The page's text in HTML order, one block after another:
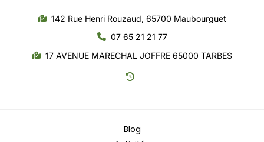
142 Rue Henri Rouzaud, 65700 Maubourguet
07 65 21 21 77
17 AVENUE MARECHAL JOFFRE 65000 TARBES
Blog